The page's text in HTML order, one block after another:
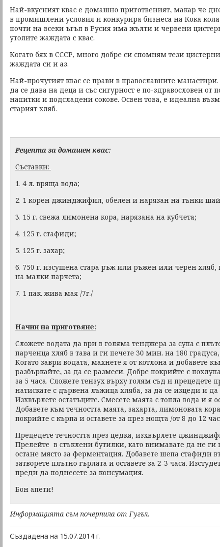
Най-вкусният квас е домашно приготвеният, макар че
в промишлени условия и конкурира бизнеса на Кока
почти на всеки ъгъл в Русия има жълти и червени
утолите жаждата с квас.
Когато бях в СССР, много добре си спомням тези
жаждата си и аз.
Най-прочутият квас се прави в православните
да се дава на деца и със сигурност е по-здравословен от
напитки и подсладени сокове. Освен това, е идеална
старият хляб.
Рецепта за домашен квас:
Съставки:
1. 4 л. вряща вода;
2. 1 корен джинджифил, обелен и нарязан на тънки
3. 15 г. свежа лимонена кора, нарязана на кубчета;
4. 125 г. стафиди;
5. 125 г. захар;
6. 750 г. изсушена стара ръж или ръжен или черен
на малки парчета;
7. 1 пак. жива мая /7г./
Начин на приготвяне:
Сложете водата да ври в голяма тенджера за супа с
парченца хляб в тава и ги печете 30 мин. на 180 градуса,
Когато заври водата, махнете я от котлона и добавете
разбъркайте, за да се размеси. Добре покрийте с
за 5 часа. Сложете тензух върху голям съд и прецедете
натискате с дървена лъжица хляба, за да се изцеди и
Изхвърлете остатъците. Смесете маята с топла вода и я
Добавете към течността маята, захарта, лимоновата
покрийте с кърпа и оставете за през нощта /от 8 до 12
Прецедете течността през цедка, изхвърлете
Прелейте в стъклени бутилки, като внимавате да не ги
остане място за ферментация. Добавете шепа стафиди
затворете плътно гърлата и оставете за 2-3 часа.
преди да поднесете за консумация.
Бон апети!
Информацията съм почерпила от Гугъл.
Създадена на 15.07.2014 г.